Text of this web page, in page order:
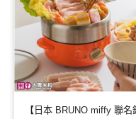
【日本 BRUNO miffy 聯